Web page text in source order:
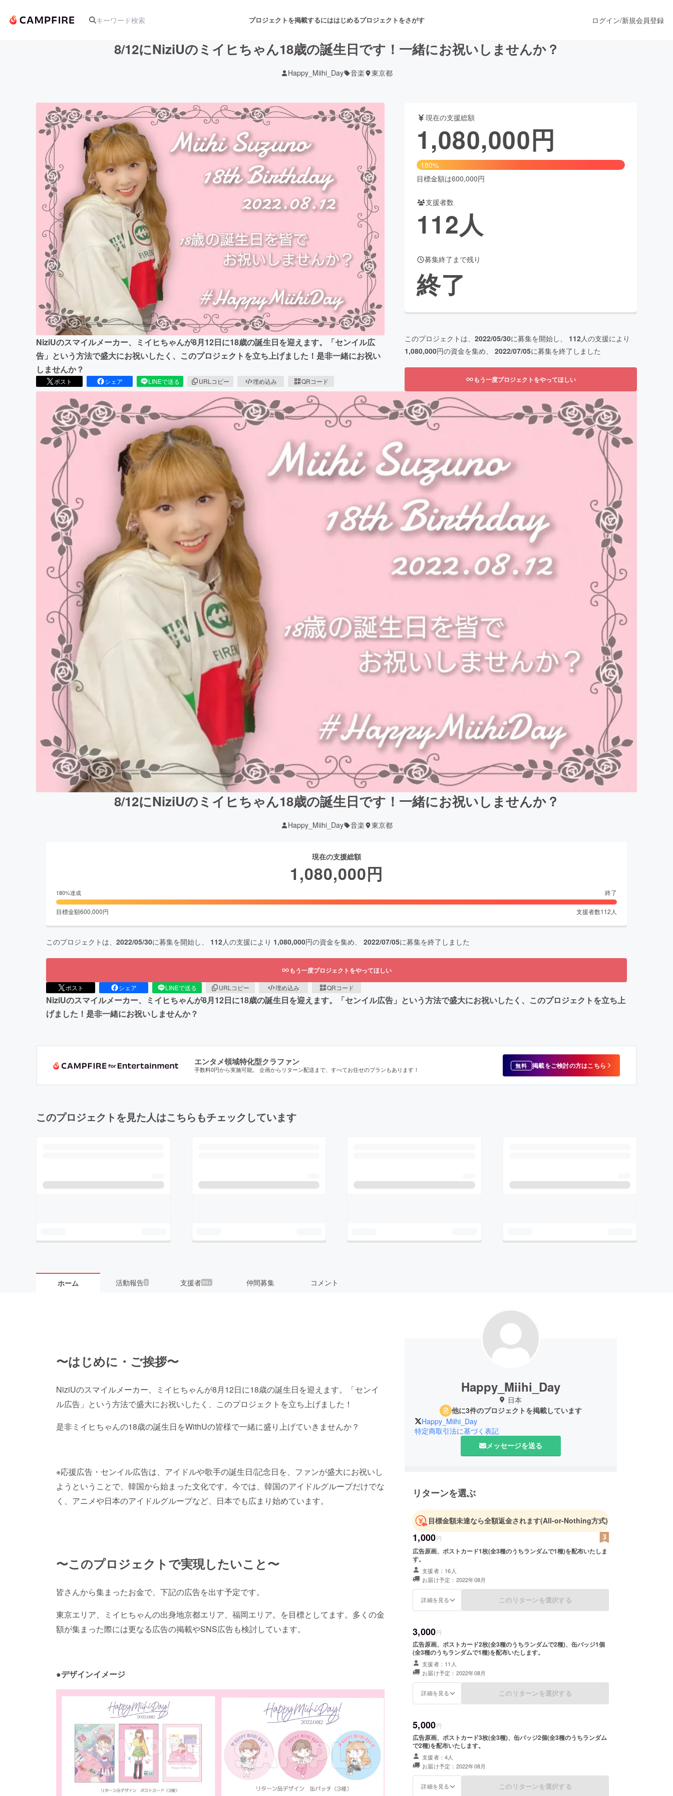
プロジェクトを掲載するにははじめるプロジェクトをさがす
アート・写真 舞台・パフォーマンス
テクノロジー・ガジェット ゲーム・サービス開発 フード・飲食店 ファッション
映像・映画 書籍・雑誌出版 アニメ・漫画
ビジネス・起業 チャレンジ ビューティー・ヘルスケア
まちづくり・地域活性化
CAMPFIRE for Social GoodCAMPFIRE Creation
machi-yaコミュニティ
ログイン/新規会員登録
8/12にNiziUのミイヒちゃん18歳の誕生日です！一緒にお祝いしませんか？
Happy_Miihi_Day 音楽 東京都
NiziUのスマイルメーカー、ミイヒちゃんが8月12日に18歳の誕生日を迎えます。「センイル広
告」という方法で盛大にお祝いしたく、このプロジェクトを立ち上げました！是非一緒にお祝い
しませんか？
ポスト シェア LINEで送る URLコピー 埋め込み QRコード
現在の支援総額
1,080,000円
180%
目標金額は600,000円
支援者数
112人
募集終了まで残り
終了
このプロジェクトは、 2022/05/30に募集を開始し、 112人の支援により
1,080,000円の資金を集め、 2022/07/05に募集を終了しました
もう一度プロジェクトをやってほしい
8/12にNiziUのミイヒちゃん18歳の誕生日です！一緒にお祝いしませんか？
Happy_Miihi_Day 音楽 東京都
現在の支援総額
1,080,000円
180%達成 終了
目標金額600,000円 支援者数112 人
このプロジェクトは、 2022/05/30に募集を開始し、 112人の支援により 1,080,000円の資金を集め、 2022/07/05に募集を終了しました
もう一度プロジェクトをやってほしい
ポスト シェア LINEで送る URLコピー 埋め込み QRコード
NiziUのスマイルメーカー、ミイヒちゃんが8月12日に18歳の誕生日を迎えます。「センイル広告」という方法で盛大にお祝いしたく、このプロジェクトを立ち上
げました！是非一緒にお祝いしませんか？
エンタメ領域特化型クラファン
手数料0円から実施可能。 企画からリターン配送まで、すべてお任せのプランもあります！ 無料 掲載をご検討の方はこちら
このプロジェクトを見た人はこちらもチェックしています
ホーム 活動報告3 支援者99+ 仲間募集 コメント
〜はじめに・ご挨拶〜
NiziUのスマイルメーカー、ミイヒちゃんが8月12日に18歳の誕生日を迎えます。「センイ
ル広告」という方法で盛大にお祝いしたく、このプロジェクトを立ち上げました！
是非ミイヒちゃんの18歳の誕生日をWithUの皆様で一緒に盛り上げていきませんか？
※応援広告・センイル広告は、アイドルや歌手の誕生日/記念日を、ファンが盛大にお祝いし
ようということで、韓国から始まった文化です。今では、韓国のアイドルグループだけでな
く、アニメや日本のアイドルグループなど、日本でも広まり始めています。
〜このプロジェクトで実現したいこと〜
皆さんから集まったお金で、下記の広告を出す予定です。
東京エリア、ミイヒちゃんの出身地京都エリア、福岡エリア。を目標としてます。多くの金
額が集まった際には更なる広告の掲載やSNS広告も検討しています。
●デザインイメージ
Happy_Miihi_Day
日本
他に3件のプロジェクトを掲載しています
Happy_Miihi_Day
特定商取引法に基づく表記
メッセージを送る
リターンを選ぶ
目標金額未達なら全額返金されます(All-or-Nothing方式)
1,000円
広告原画、ポストカード1枚(全3種のうちランダムで1種)を配布いたしま
す。
支援者：16人
お届け予定：2022年08月
詳細を見る このリターンを選択する
3,000円
広告原画、ポストカード2枚(全3種のうちランダムで2種)、缶バッジ1個
(全3種のうちランダムで1種)を配布いたします。
支援者：11人
お届け予定：2022年08月
詳細を見る このリターンを選択する
5,000円
広告原画、ポストカード3枚(全3種)、缶バッジ2個(全3種のうちランダム
で2種)を配布いたします。
支援者：4人
お届け予定：2022年08月
詳細を見る このリターンを選択する